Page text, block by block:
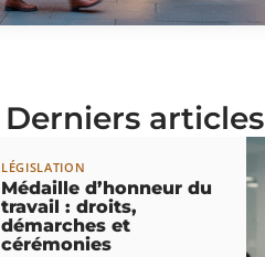
Derniers articles
LÉGISLATION
Médaille d’honneur du
travail : droits,
démarches et
cérémonies